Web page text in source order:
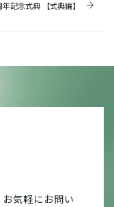
記念式典 【式典編】
気軽にお問い